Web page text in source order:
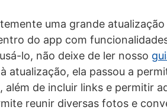
uma grande
do app com
lo, não deixe de ler nosso
atualização, ela passou a
além de incluir links e permitir
reunir diversas fotos e